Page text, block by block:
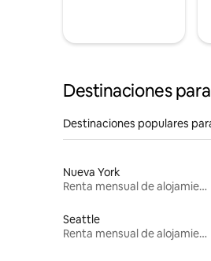
Destinaciones
Destinaciones populares
Nueva York
Renta mensual de alojamientos
Seattle
Renta mensual de alojamientos